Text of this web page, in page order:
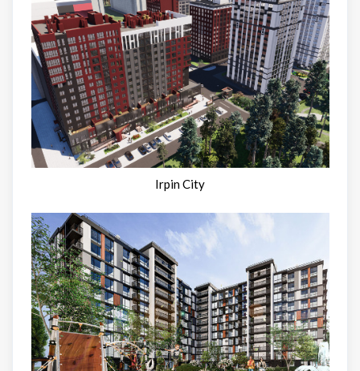
Irpin City